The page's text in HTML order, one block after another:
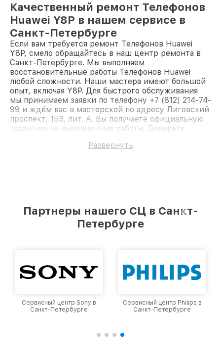
Качественный ремонт Телефонов
Huawei Y8P в нашем сервисе в
Санкт-Петербурге
Если вам требуется ремонт Телефонов Huawei
Y8P, смело обращайтесь в наш центр ремонта в
Санкт-Петербурге. Мы выполняем
восстановительные работы Телефонов Huawei
любой сложности. Наши мастера имеют большой
опыт, включая Y8P. Для быстрого обслуживания
мы принимаем заявки по телефону +7 (812) 214-74-
99 и ждём вас в мастерской по адресу Лиговский
проспект, 153, лит. А. Вы получаете официальную
гарантию на выполненные работы. Доверьте
Развернуть
Партнеры нашего СЦ в Санкт-
Петербурге
Сервисный центр Sony в
Санкт-Петербурге
Сервисный центр Philips в
Санкт-Петербурге